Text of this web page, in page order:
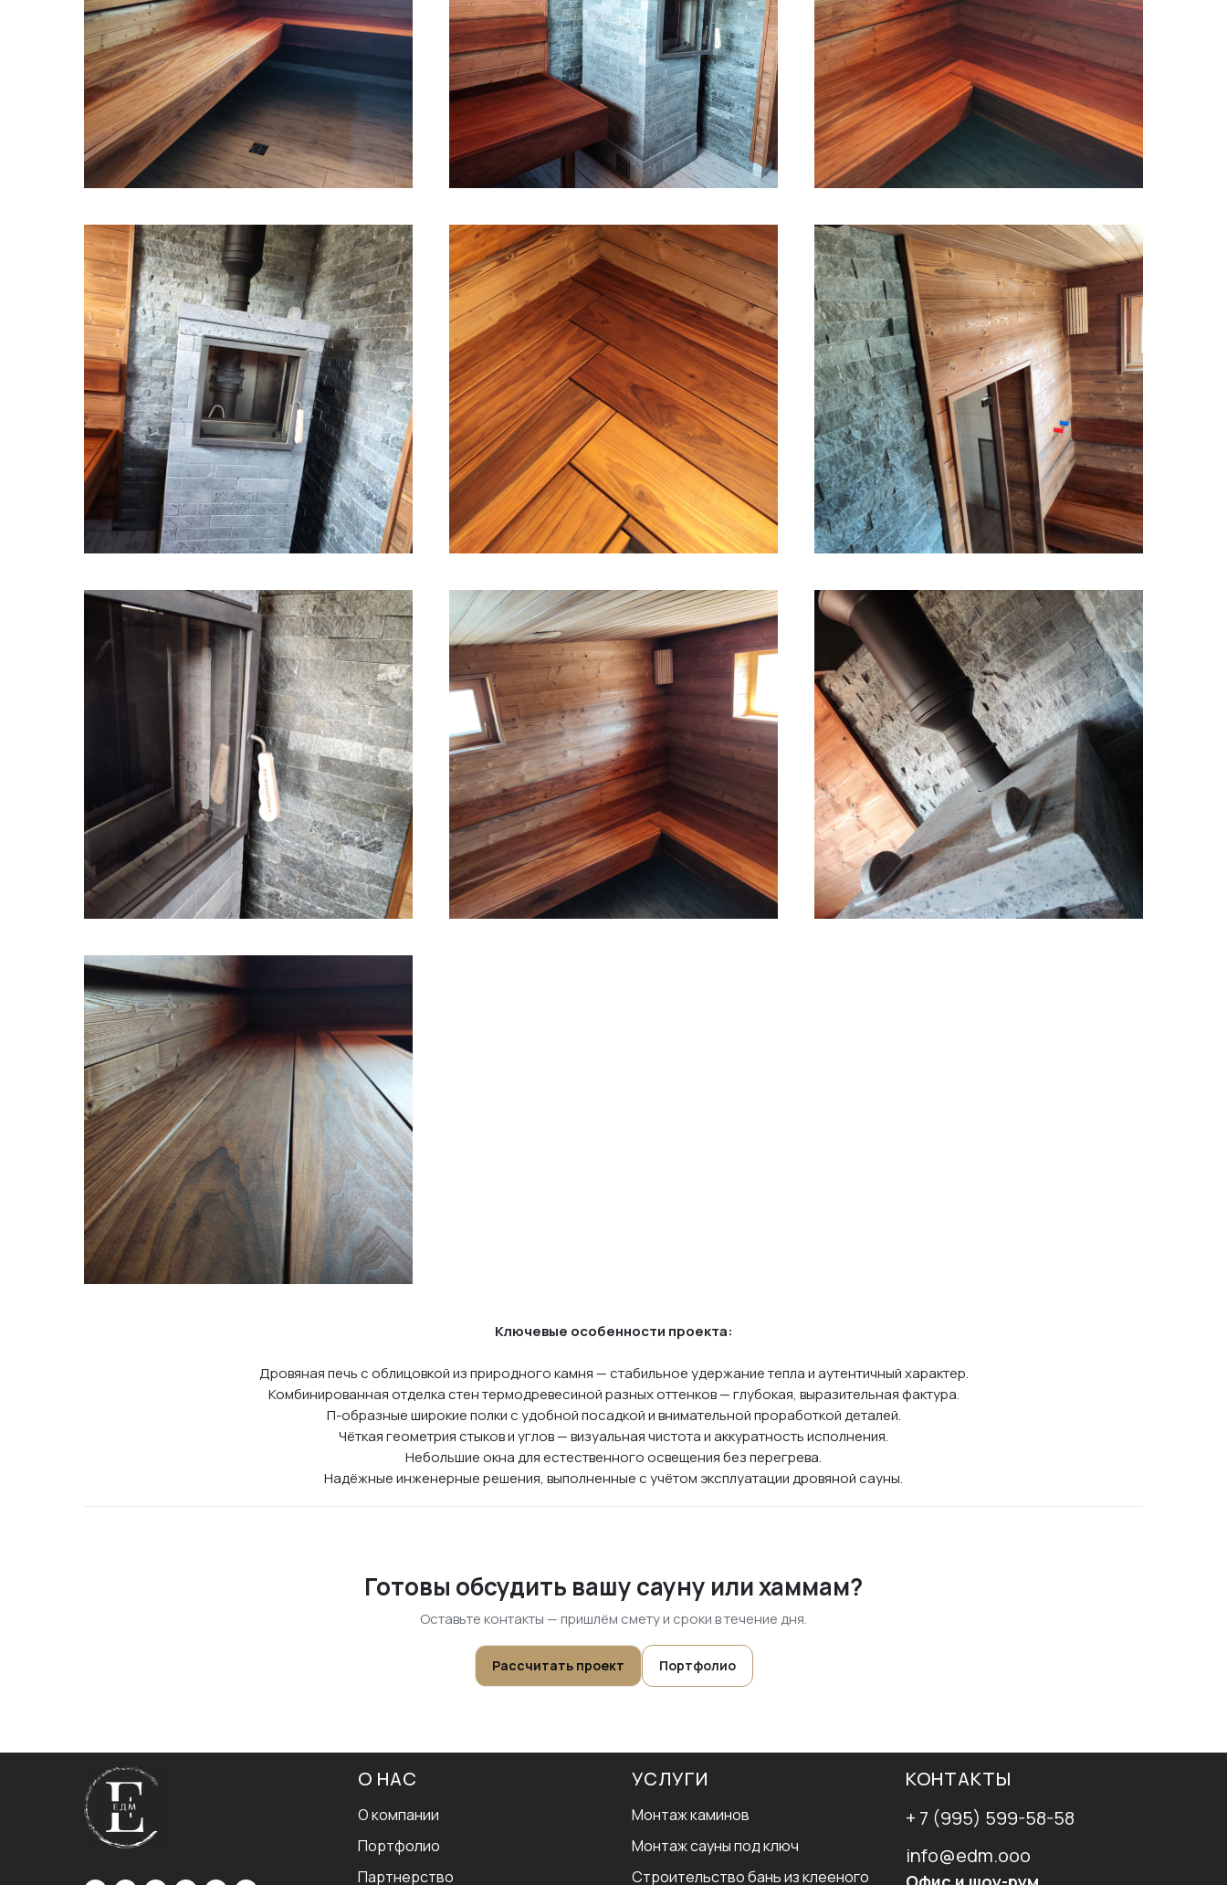
Ключевые особенности проекта:
Дровяная печь с облицовкой из природного камня — стабильное удержание тепла и аутентичный характер.
Комбинированная отделка стен термодревесиной разных оттенков — глубокая, выразительная фактура.
П-образные широкие полки с удобной посадкой и внимательной проработкой деталей.
Чёткая геометрия стыков и углов — визуальная чистота и аккуратность исполнения.
Небольшие окна для естественного освещения без перегрева.
Надёжные инженерные решения, выполненные с учётом эксплуатации дровяной сауны.
Готовы обсудить вашу сауну или хаммам?
Оставьте контакты — пришлём смету и сроки в течение дня.
Рассчитать проект Портфолио
О НАС
О компании
Портфолио
Партнерство
УСЛУГИ
Монтаж каминов
Монтаж сауны под ключ
Строительство бань из клееного
КОНТАКТЫ
+ 7 (995) 599-58-58
info@edm.ooo